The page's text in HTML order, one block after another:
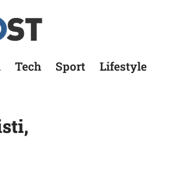
Tech Sport Lifestyle